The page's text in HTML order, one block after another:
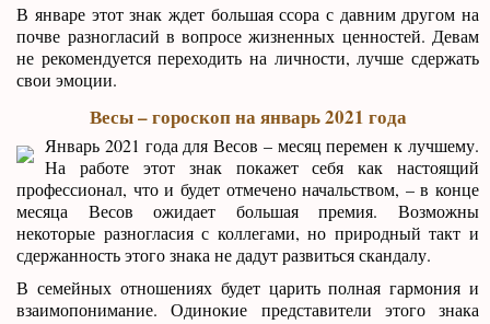
В январе этот знак ждет большая ссора с давним другом на
почве разногласий в вопросе жизненных ценностей. Девам
не рекомендуется переходить на личности, лучше сдержать
свои эмоции.
Весы – гороскоп на январь 2021 года
Январь 2021 года для Весов – месяц перемен к лучшему.
На работе этот знак покажет себя как настоящий
профессионал, что и будет отмечено начальством, – в конце
месяца Весов ожидает большая премия. Возможны
некоторые разногласия с коллегами, но природный такт и
сдержанность этого знака не дадут развиться скандалу.
В семейных отношениях будет царить полная гармония и
взаимопонимание. Одинокие представители этого знака